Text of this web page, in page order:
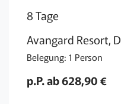
8 Tage
Avangard Resort,
Belegung: 1 Person
p.P. ab 628,90 €